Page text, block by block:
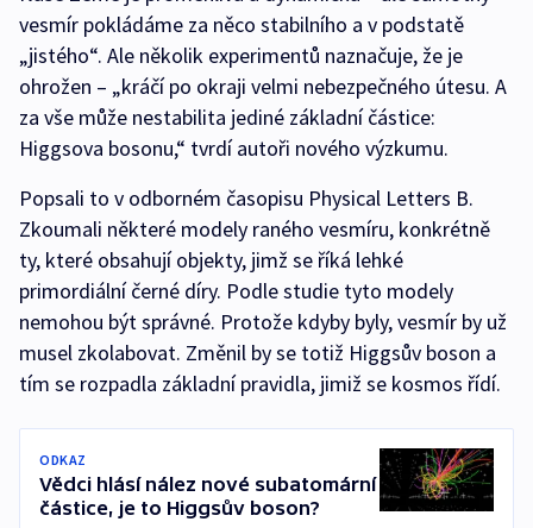
vesmír pokládáme za něco stabilního a v podstatě
„jistého“. Ale několik experimentů naznačuje, že je
ohrožen – „kráčí po okraji velmi nebezpečného útesu. A
za vše může nestabilita jediné základní částice:
Higgsova bosonu,“ tvrdí autoři nového výzkumu.
Popsali to v odborném časopisu Physical Letters B.
Zkoumali některé modely raného vesmíru, konkrétně
ty, které obsahují objekty, jimž se říká lehké
primordiální černé díry. Podle studie tyto modely
nemohou být správné. Protože kdyby byly, vesmír by už
musel zkolabovat. Změnil by se totiž Higgsův boson a
tím se rozpadla základní pravidla, jimiž se kosmos řídí.
ODKAZ
Vědci hlásí nález nové subatomární
částice, je to Higgsův boson?